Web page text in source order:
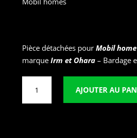
Pièce détachées pour Mobil
marqueIrm et Ohara– Bardage
750635
AJOUTER AU